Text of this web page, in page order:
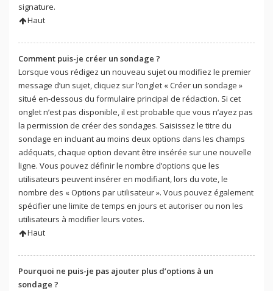
signature.
Haut
Comment puis-je créer un sondage ?
Lorsque vous rédigez un nouveau sujet ou modifiez le premier
message d’un sujet, cliquez sur l’onglet « Créer un sondage »
situé en-dessous du formulaire principal de rédaction. Si cet
onglet n’est pas disponible, il est probable que vous n’ayez pas
la permission de créer des sondages. Saisissez le titre du
sondage en incluant au moins deux options dans les champs
adéquats, chaque option devant être insérée sur une nouvelle
ligne. Vous pouvez définir le nombre d’options que les
utilisateurs peuvent insérer en modifiant, lors du vote, le
nombre des « Options par utilisateur ». Vous pouvez également
spécifier une limite de temps en jours et autoriser ou non les
utilisateurs à modifier leurs votes.
Haut
Pourquoi ne puis-je pas ajouter plus d’options à un
sondage ?